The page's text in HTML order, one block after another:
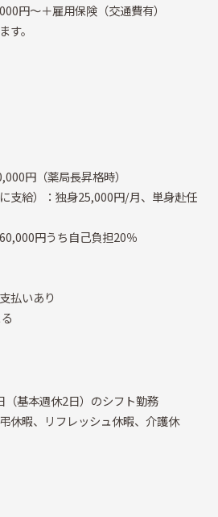
円～＋雇用保険（交通費有）
。
円（薬局長昇格時）
支給）：独身25,000円/月、単身赴任
円うち自己負担20％
払いあり
基本週休2日）のシフト勤務
休暇、リフレッシュ休暇、介護休